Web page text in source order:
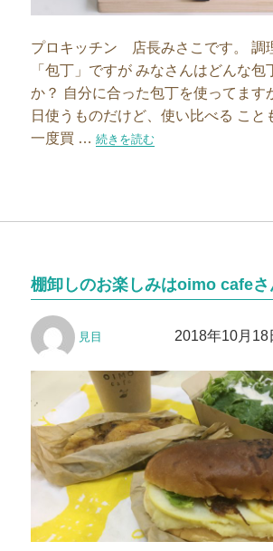
プロキッチン 店長みさこです。 調
「包丁」ですが みなさんはどんな包
か？ 自分に合った包丁を使ってます
日使うものだけど、使い比べる こと
一度買 …“包丁について語ります！”の
続きを読む
棚卸しのお楽しみはoimo cafeさ
稿見目 2018年10月18